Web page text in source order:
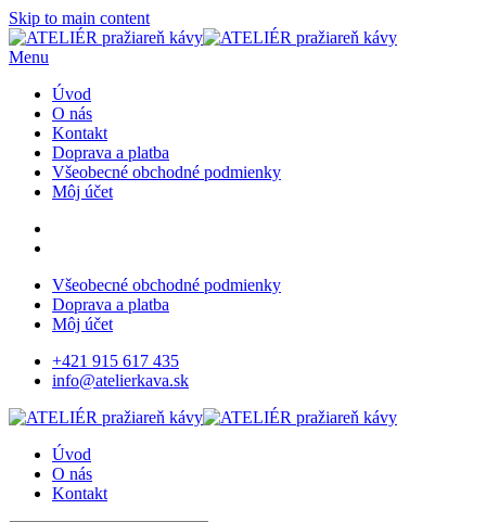
Skip to main content
Menu
Úvod
O nás
Kontakt
Doprava a platba
Všeobecné obchodné podmienky
Môj účet
Všeobecné obchodné podmienky
Doprava a platba
Môj účet
+421 915 617 435
info@atelierkava.sk
Úvod
O nás
Kontakt